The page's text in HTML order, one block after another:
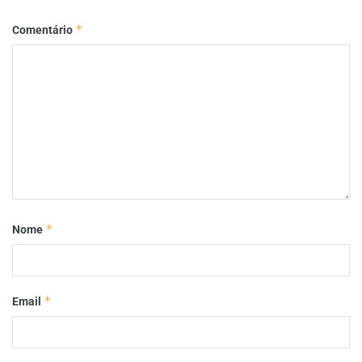
Comentário *
Nome *
Email *